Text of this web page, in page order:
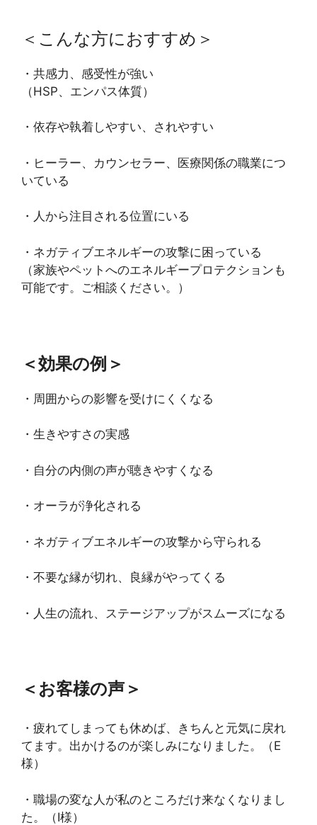
＜こんな方におすすめ＞
・共感力、感受性が強い
（HSP、エンパス体質）
・依存や執着しやすい、されやすい
・ヒーラー、カウンセラー、医療関係の職業につ
いている
・人から注目される位置にいる
・ネガティブエネルギーの攻撃に困っている
（家族やペットへのエネルギープロテクションも
可能です。ご相談ください。）
＜効果の例＞
・周囲からの影響を受けにくくなる
・生きやすさの実感
・自分の内側の声が聴きやすくなる
・オーラが浄化される
・ネガティブエネルギーの攻撃から守られる
・不要な縁が切れ、良縁がやってくる
・人生の流れ、ステージアップがスムーズになる
＜お客様の声＞
・疲れてしまっても休めば、きちんと元気に戻れ
てます。出かけるのが楽しみになりました。（E
様）
・職場の変な人が私のところだけ来なくなりまし
た。（I様）